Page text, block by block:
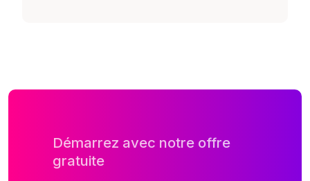
Démarrez avec notre offre
gratuite